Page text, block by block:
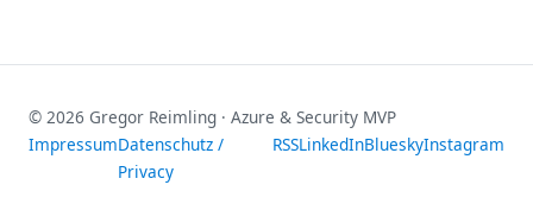
© 2026 Gregor Reimling · Azure & Security MVP
ImpressumDatenschutz /
Privacy
RSSLinkedInBlueskyInstagram